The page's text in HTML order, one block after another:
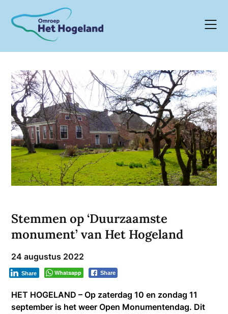
content
Stemmen op ‘Duurzaamste
monument’ van Het Hogeland
24 augustus 2022
Whatsapp Share
Share
HET HOGELAND – Op zaterdag 10 en zondag 11
september is het weer Open Monumentendag. Dit